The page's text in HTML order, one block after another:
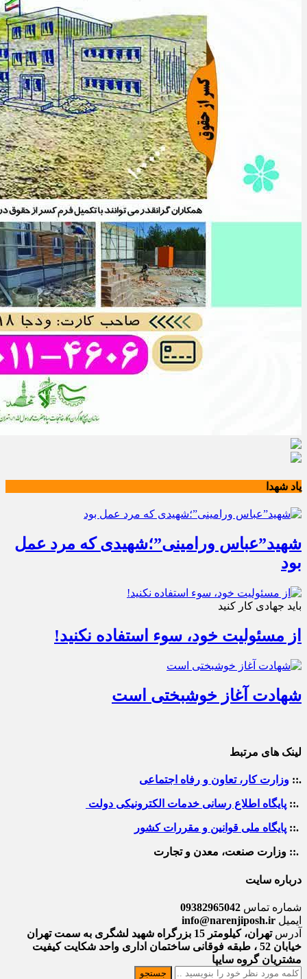
یاد شهدا
شهید”عباس ورامینی”؛شهیدی که مرد عمل
بود
باید جهادی کار کنید
از مسئولیت خود، سوء استفاده نکنید!
شهادت آغاز خوشبختی است
لینک های مرتبط
.:: وزارت کار، تعاون و رفاه اجتماعی
.:: پایگاه اطلاع رسانی خدمات الکترونیکی دولت
.:: پایگاه ملی قوانین و مقررات کشور
.:: وزارت صنعت، معدن و تجارت
درباره سایت
شماره تماس 09382965042
ایمیل info@narenjiposh.ir
آدرس
تهران، کیلومتر 15 بزرگراه شهید لشگری به سمت تهران
خیابان 52 ، طبقه فوقانی ساختمان اداری واحد شکایت کیفیت
مشتریان گروه سایپا
جستجو